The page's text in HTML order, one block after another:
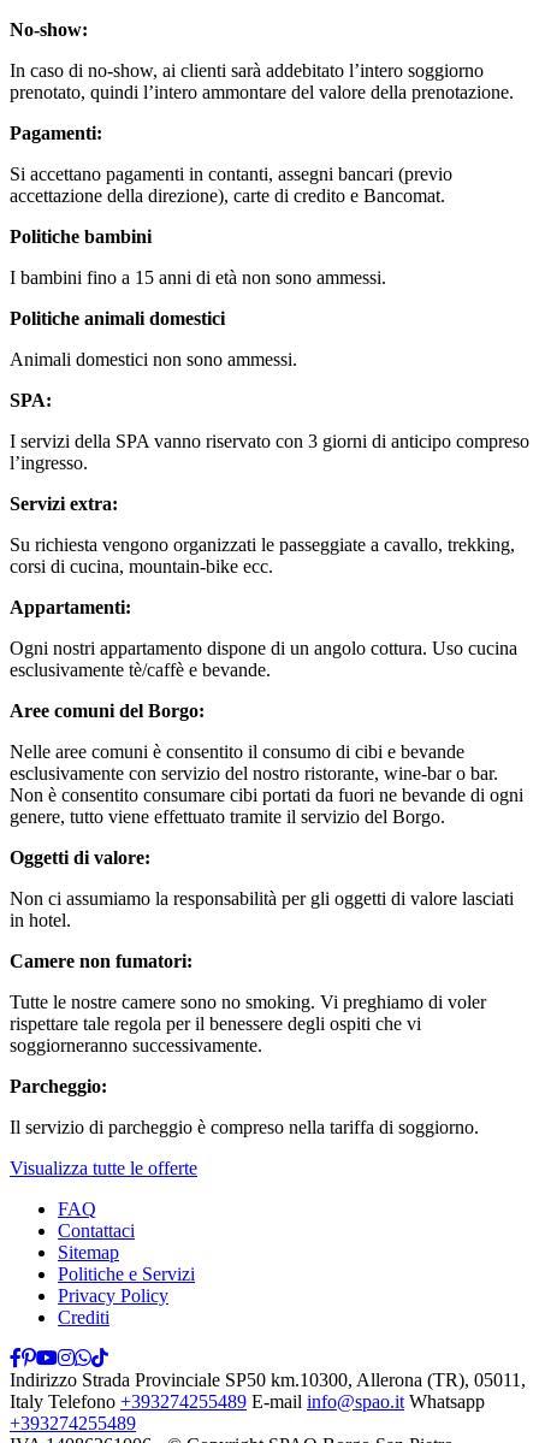
No-show:
In caso di no-show, ai clienti sarà addebitato l’intero soggiorno
prenotato, quindi l’intero ammontare del valore della prenotazione.
Pagamenti:
Si accettano pagamenti in contanti, assegni bancari (previo
accettazione della direzione), carte di credito e Bancomat.
Politiche bambini
I bambini fino a 15 anni di età non sono ammessi.
Politiche animali domestici
Animali domestici non sono ammessi.
SPA:
I servizi della SPA vanno riservato con 3 giorni di anticipo compreso
l’ingresso.
Servizi extra:
Su richiesta vengono organizzati le passeggiate a cavallo, trekking,
corsi di cucina, mountain-bike ecc.
Appartamenti:
Ogni nostri appartamento dispone di un angolo cottura. Uso cucina
esclusivamente tè/caffè e bevande.
Aree comuni del Borgo:
Nelle aree comuni è consentito il consumo di cibi e bevande
esclusivamente con servizio del nostro ristorante, wine-bar o bar.
Non è consentito consumare cibi portati da fuori ne bevande di ogni
genere, tutto viene effettuato tramite il servizio del Borgo.
Oggetti di valore:
Non ci assumiamo la responsabilità per gli oggetti di valore lasciati
in hotel.
Camere non fumatori:
Tutte le nostre camere sono no smoking. Vi preghiamo di voler
rispettare tale regola per il benessere degli ospiti che vi
soggiorneranno successivamente.
Parcheggio:
Il servizio di parcheggio è compreso nella tariffa di soggiorno.
Visualizza tutte le offerte
FAQ
Contattaci
Sitemap
Politiche e Servizi
Privacy Policy
Crediti
Indirizzo Strada Provinciale SP50 km.10300, Allerona (TR), 05011,
Italy Telefono +393274255489 E-mail info@spao.it Whatsapp
+393274255489